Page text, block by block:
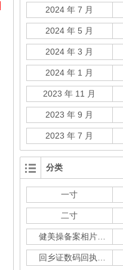
2024 年 7 月
2024 年 5 月
2024 年 3 月
2024 年 1 月
2023 年 11 月
2023 年 9 月
2023 年 7 月
分类
一寸
二寸